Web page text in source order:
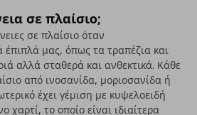
σε πλαίσιο;
σε πλαίσιο όταν
μας, όπως τα τραπέζια και
αλλά σταθερά και ανθεκτικά. Κάθε
από ινοσανίδα, μοριοσανίδα ή
έχει γέμιση με κυψελοειδή
το οποίο είναι ιδιαίτερα